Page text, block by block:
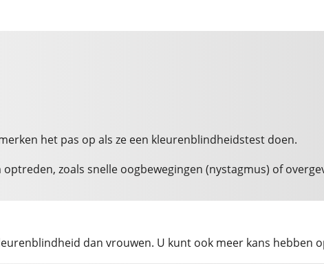
het pas op als ze een kleurenblindheidstest doen.
zoals snelle oogbewegingen (nystagmus) of
dan vrouwen. U kunt ook meer kans hebben